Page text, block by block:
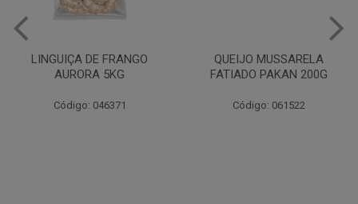
QUEIJO MUSSARELA
FATIADO PAKAN 200G
Código: 061522
BANDEJA COXA DE FRANGO
CONG COPACOL 1KG
Código: 066530